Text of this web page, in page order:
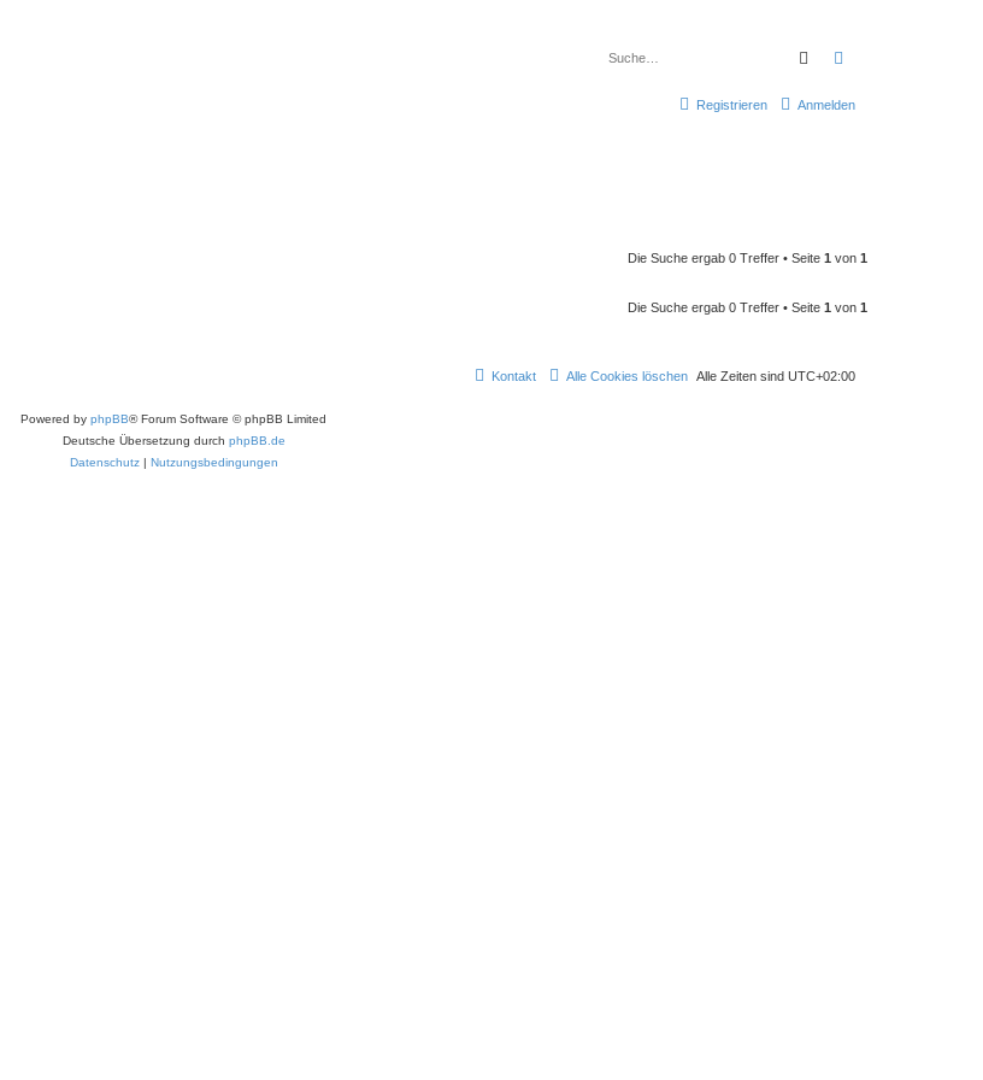
Suche
Anmelden
Registrieren
Die Suche ergab 0 Treffer • Seite 1 von 1
Die Suche ergab 0 Treffer • Seite 1 von 1
Alle Zeiten sind UTC+02:00
Alle Cookies löschen
Kontakt
Powered by phpBB® Forum Software © phpBB Limited
Deutsche Übersetzung durch phpBB.de
Datenschutz| Nutzungsbedingungen